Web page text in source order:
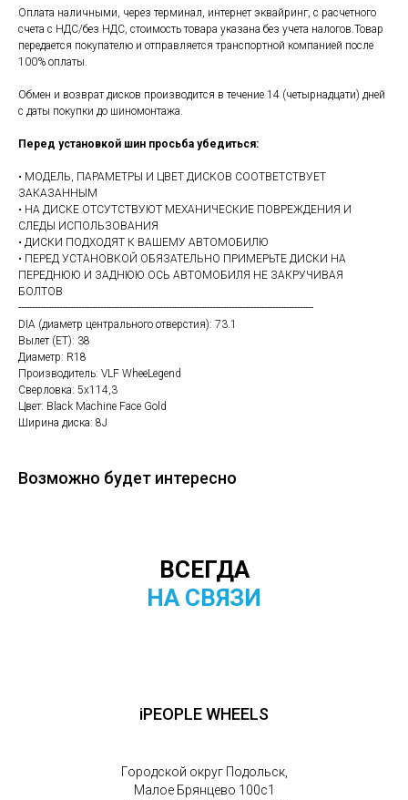
Оплата наличными, через терминал, интернет эквайринг, с расчетного
счета с НДС/без НДС, стоимость товара указана без учета налогов.Товар
передается покупателю и отправляется транспортной компанией после
100% оплаты.
Обмен и возврат дисков производится в течение 14 (четырнадцати) дней
с даты покупки до шиномонтажа.
Перед установкой шин просьба убедиться:
• МОДЕЛЬ, ПАРАМЕТРЫ И ЦВЕТ ДИСКОВ СООТВЕТСТВУЕТ
ЗАКАЗАННЫМ
• НА ДИСКЕ ОТСУТСТВУЮТ МЕХАНИЧЕСКИЕ ПОВРЕЖДЕНИЯ И
СЛЕДЫ ИСПОЛЬЗОВАНИЯ
• ДИСКИ ПОДХОДЯТ К ВАШЕМУ АВТОМОБИЛЮ
• ПЕРЕД УСТАНОВКОЙ ОБЯЗАТЕЛЬНО ПРИМЕРЬТЕ ДИСКИ НА
ПЕРЕДНЮЮ И ЗАДНЮЮ ОСЬ АВТОМОБИЛЯ НЕ ЗАКРУЧИВАЯ
БОЛТОВ
------------------------------------------------------------------------------------------------------------
DIA (диаметр центрального отверстия): 73.1
Вылет (ET): 38
Диаметр: R18
Производитель: VLF WheeLegend
Сверловка: 5х114,3
Цвет: Black Machine Face Gold
Ширина диска: 8J
Возможно будет интересно
ВСЕГДА
НА СВЯЗИ
iPEOPLE WHEELS
Городской округ Подольск,
Малое Брянцево 100с1